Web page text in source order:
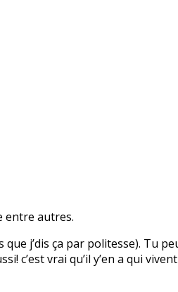
entre autres.
j’dis ça par politesse). Tu
c’est vrai qu’il y’en a qui